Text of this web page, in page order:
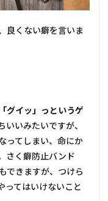
良くない癖を言いま
グイッ」っというゲ
いいみたいですが、
ってしまい、命にか
さく癖防止バンド
できますが、つけら
ってはいけないこと